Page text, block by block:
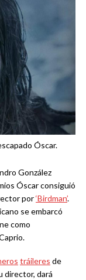
Óscar.
González
Óscar consiguió
por‘Birdman’.
se embarcó
como
tráileres de
director, dará